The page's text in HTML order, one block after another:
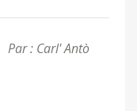
Par : Carl' Antò